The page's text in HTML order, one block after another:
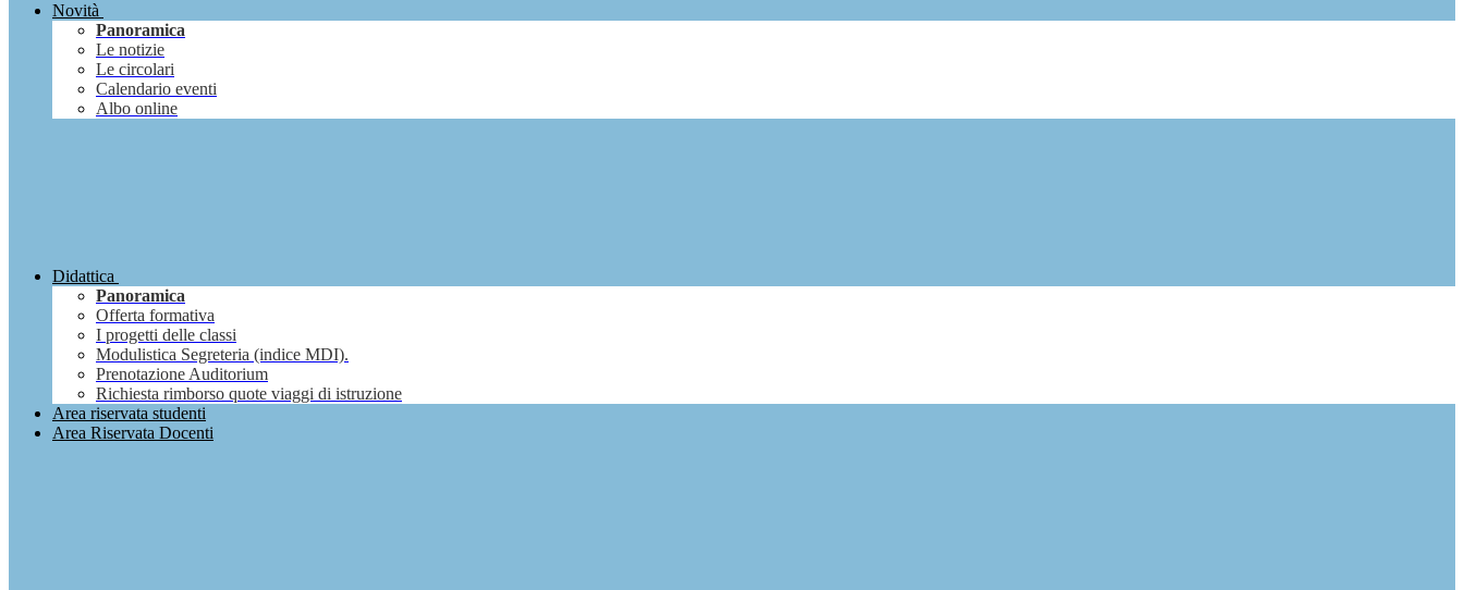
Novità
Panoramica
Le notizie
Le circolari
Calendario eventi
Albo online
Didattica
Panoramica
Offerta formativa
I progetti delle classi
Modulistica Segreteria (indice MDI).
Prenotazione Auditorium
Richiesta rimborso quote viaggi di istruzione
Area riservata studenti
Area Riservata Docenti